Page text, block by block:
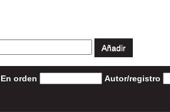
En orden Autor/registro